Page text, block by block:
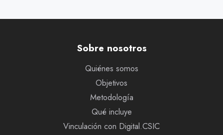
Sobre nosotros
Quiénes somos
Objetivos
Metodología
Qué incluye
Vinculación con Digital.CSIC